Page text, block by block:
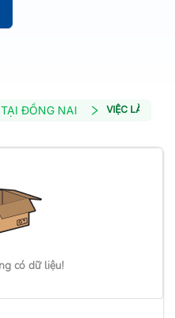
ĐỒNG NAI VIỆC LÀM IN
có dữ liệu!